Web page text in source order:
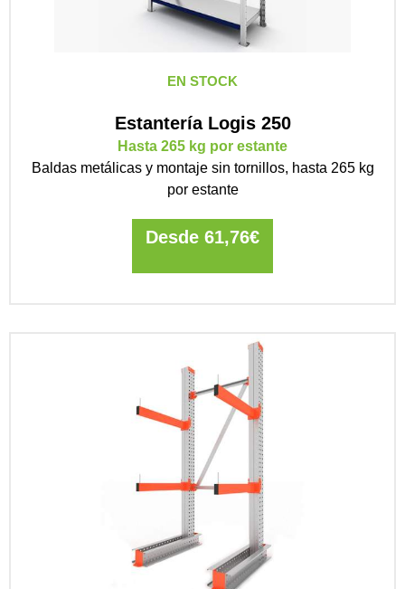
EN STOCK
Estantería Logis 250
Hasta 265 kg por estante
Baldas metálicas y montaje sin tornillos, hasta 265 kg
por estante
Desde 61,76€